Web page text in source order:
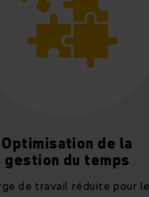
Efficacité
Grande